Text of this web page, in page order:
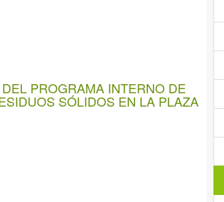
PROGRAMA INTERNO DE
SÓLIDOS EN LA PLAZA